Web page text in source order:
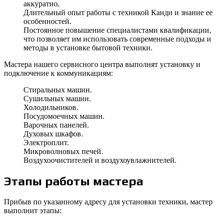
аккуратно.
Длительный опыт работы с техникой Канди и знание ее
особенностей.
Постоянное повышение специалистами квалификации,
что позволяет им использовать современные подходы и
методы в установке бытовой техники.
Мастера нашего сервисного центра выполнят установку и
подключение к коммуникациям:
Стиральных машин.
Сушильных машин.
Холодильников.
Посудомоечных машин.
Варочных панелей.
Духовых шкафов.
Электроплит.
Микроволновых печей.
Воздухоочистителей и воздухоувлажнителей.
Этапы работы мастера
Прибыв по указанному адресу для установки техники, мастер
выполнит этапы: